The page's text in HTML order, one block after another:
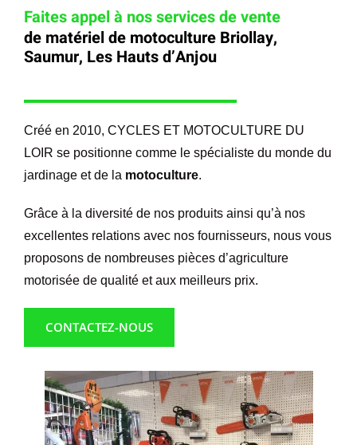
Faites appel à nos services de vente
de matériel de motoculture Briollay,
Saumur, Les Hauts d’Anjou
Créé en 2010, CYCLES ET MOTOCULTURE DU
LOIR se positionne comme le spécialiste du monde du
jardinage et de la motoculture.
Grâce à la diversité de nos produits ainsi qu’à nos
excellentes relations avec nos fournisseurs, nous vous
proposons de nombreuses pièces d’agriculture
motorisée de qualité et aux meilleurs prix.
CONTACTEZ-NOUS